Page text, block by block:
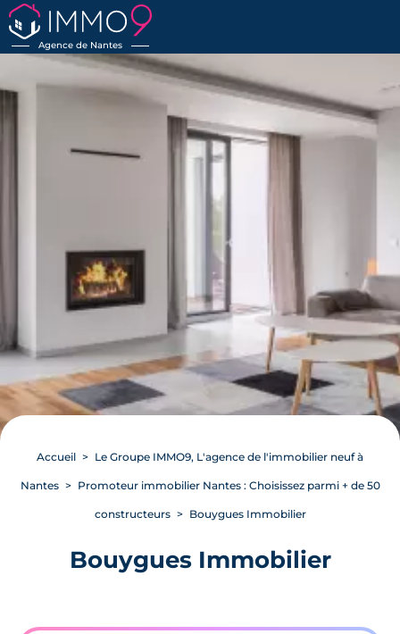
Agence de Nantes
Accueil Le Groupe IMMO9, L'agence de l'immobilier neuf à
Nantes Promoteur immobilier Nantes : Choisissez parmi + de 50
constructeurs Bouygues Immobilier
Bouygues Immobilier